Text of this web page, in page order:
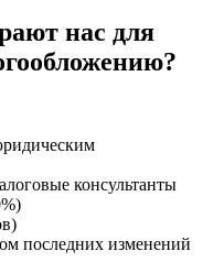
нас для
консультанты
последних изменений